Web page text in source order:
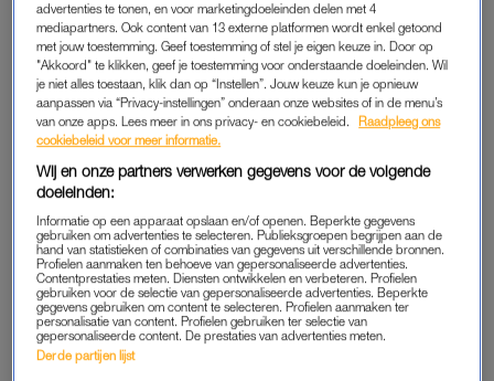
DE TOP 3
Behalve de winst en de eer, krijgt de winnaar ook 50.000 euro.
De top drie werd uit de tien acts inde finalegekozen door de
jury, bestaande uit Chantal Janzen, Dan Karaty, Edson da
Graça en Marc-Marie Huijbregts.
Zij kozen dus voor flow artiest Michelle, dansgroep World of
Afro en The Diamond Baritones . Uiteindelijk heeft World of
AfroHolland’s Got Talentgewonnen. Dat werd vrijdagavond
bekendgemaakt tijdens de uitzending op RTL 4.
DE WINNAAR
“Wow, dit is echt geweldig. Ik vind dit echt onbeschrijflijk. We
advertenties te tonen, en voor marketingdoeleinden delen met 4
mediapartners. Ook content van 13 externe platformen wordt enkel getoond
met jouw toestemming. Geef toestemming of stel je eigen keuze in. Door op
"Akkoord" te klikken, geef je toestemming voor onderstaande doeleinden. Wil
je niet alles toestaan, klik dan op “Instellen”. Jouw keuze kun je opnieuw
aanpassen via “Privacy-instellingen” onderaan onze websites of in de menu’s
van onze apps. Lees meer in ons privacy- en cookiebeleid.
Raadpleeg ons
cookiebeleid voor meer informatie.
Wij en onze partners verwerken gegevens voor de volgende
doeleinden:
Informatie op een apparaat opslaan en/of openen. Beperkte gegevens
gebruiken om advertenties te selecteren. Publieksgroepen begrijpen aan de
hand van statistieken of combinaties van gegevens uit verschillende bronnen.
Profielen aanmaken ten behoeve van gepersonaliseerde advertenties.
Contentprestaties meten. Diensten ontwikkelen en verbeteren. Profielen
gebruiken voor de selectie van gepersonaliseerde advertenties. Beperkte
gegevens gebruiken om content te selecteren. Profielen aanmaken ter
personalisatie van content. Profielen gebruiken ter selectie van
gepersonaliseerde content. De prestaties van advertenties meten.
Derde partijen lijst